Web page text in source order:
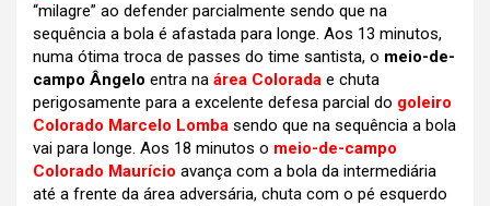
“milagre” ao defender parcialmente sendo que na
sequência a bola é afastada para longe. Aos 13 minutos,
numa ótima troca de passes do time santista, o meio-de-
campo Ângelo entra na área Colorada e chuta
perigosamente para a excelente defesa parcial do goleiro
Colorado Marcelo Lomba sendo que na sequência a bola
vai para longe. Aos 18 minutos o meio-de-campo
Colorado Maurício avança com a bola da intermediária
até a frente da área adversária, chuta com o pé esquerdo